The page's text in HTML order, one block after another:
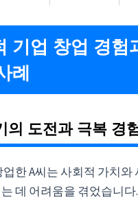
기업 창업 경험
례
의 도전과 극복 경
한 A씨는 사회적 가치와
데 어려움을 겪었습니